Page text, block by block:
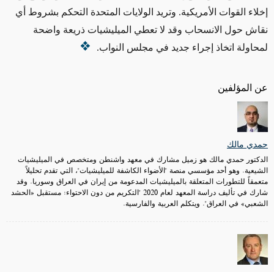
عن المؤلفين
حمدي مالك
الدكتور حمدي مالك هو زميل مشارك في معهد واشنطن ومتخصص في الميليشيات
الشيعية. وهو أحد مؤسسي منصة "الأضواء الكاشفة للميليشيات"، التي تقدم تحليلاً
متعمقاً للتطورات المتعلقة بالميليشيات المدعومة من إيران في العراق وسوريا. وقد
شارك في تأليف دراسة المعهد لعام 2020 "التكريم من دون الاحتواء: مستقبل «الحشد
الشعبي» في العراق". ويتكلم العربية والفارسية.
إخلاء القوات الأمريكية. وتريد الولايات المتحدة التحكم بشروط أي
نقاش حول الانسحاب وقد لا تعطي الميليشيات ذريعة واضحة
لمحاولة اتخاذ إجراء جديد في مجلس النواب.